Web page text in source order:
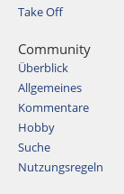
Take Off
Community
Überblick
Allgemeines
Kommentare
Hobby
Suche
Nutzungsregeln